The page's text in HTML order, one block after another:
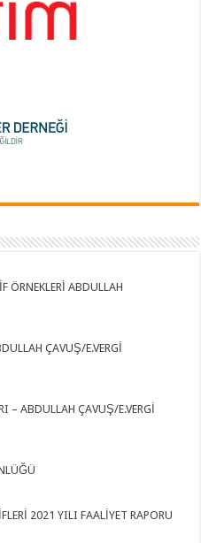
ÖRNEKLERİ ABDULLAH
ÇAVUŞ/E.VERGİ
– ABDULLAH ÇAVUŞ/E.VERGİ
2021 YILI FAALİYET RAPORU